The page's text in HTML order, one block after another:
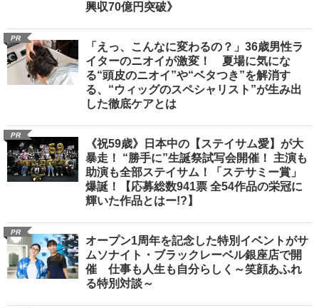
興収70億円突破》
PR
「えっ、こんなに変わるの？」36歳男性ラ
イターのニオイが激変！ 夏場に気にな
る“頭皮のニオイ”や“ベタつき”を解消す
る、“ウィッグのスペシャリスト”が生み出
した徹底ケアとは
PR
《祝59歳》日本中の【ステイサム愛】が大
暴走！ “勝手に”生誕祭試写会開催！ 主演も
助演も全部ステイサム！「ステサミー賞」
爆誕！【応募総数941票 全54作品の栄冠に
輝いた作品とはー!?】
PR
オープン1周年を記念した特別イベントがサ
ムソナイト・ブラックレーベル銀座店で開
催 仕事も人生も自分らしく～笑顔あふれ
る特別対談～